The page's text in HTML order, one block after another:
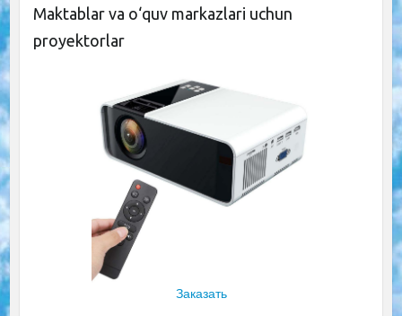
Maktablar va o‘quv markazlari uchun
proyektorlar
Заказать